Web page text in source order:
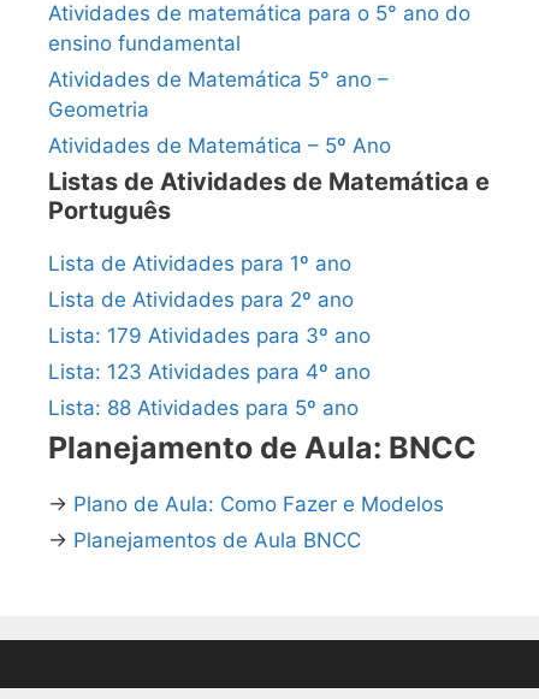
Atividades de matemática para o 5° ano do
ensino fundamental
Atividades de Matemática 5° ano –
Geometria
Atividades de Matemática – 5º Ano
Listas de Atividades de Matemática e
Português
Lista de Atividades para 1º ano
Lista de Atividades para 2º ano
Lista: 179 Atividades para 3º ano
Lista: 123 Atividades para 4º ano
Lista: 88 Atividades para 5º ano
Planejamento de Aula: BNCC
→ Plano de Aula: Como Fazer e Modelos
→ Planejamentos de Aula BNCC